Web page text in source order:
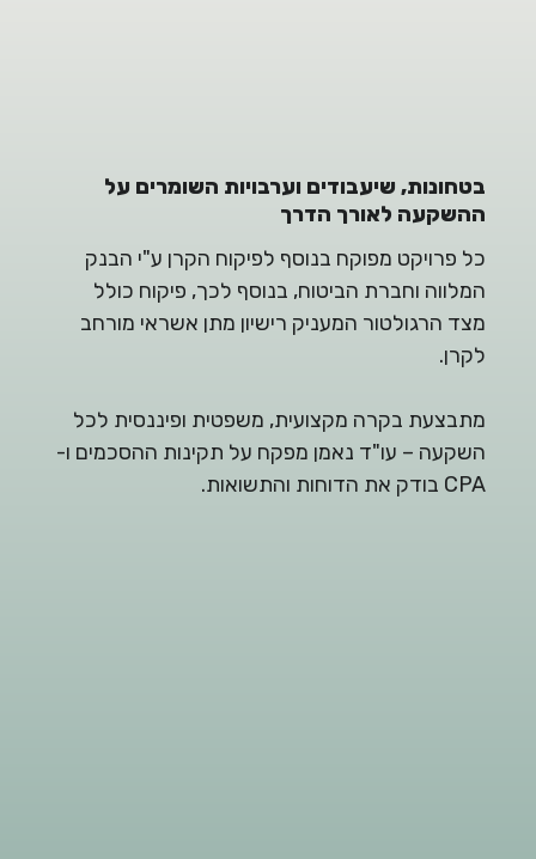
בטחונות, שיעבודים וערבויות השומרים על
ההשקעה לאורך הדרך
כל פרויקט מפוקח בנוסף לפיקוח הקרן ע"י הבנק
המלווה וחברת הביטוח, בנוסף לכך, פיקוח כולל
מצד הרגולטור המעניק רישיון מתן אשראי מורחב
לקרן.
מתבצעת בקרה מקצועית, משפטית ופיננסית לכל
השקעה – עו"ד נאמן מפקח על תקינות ההסכמים ו-
CPA בודק את הדוחות והתשואות.